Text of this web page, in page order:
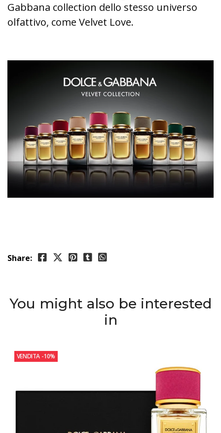
Gabbana collection dello stesso universo
olfattivo, come Velvet Love.
Share:
You might also be interested
in
VENDITA -10%